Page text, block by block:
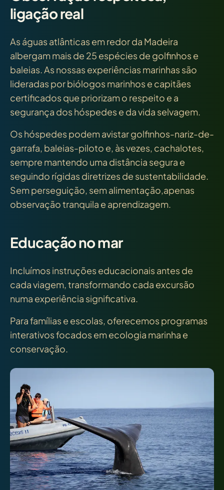
ligação real
As águas atlânticas em redor da Madeira
albergam mais de 25 espécies de golfinhos e
baleias. As nossas experiências marinhas são
lideradas por biólogos marinhos e capitães
certificados que priorizam o respeito e a
segurança dos hóspedes e da vida selvagem.
Os hóspedes podem avistar golfinhos-nariz-de-
garrafa, baleias-piloto e, às vezes, cachalotes,
sempre mantendo uma distância segura e
seguindo rígidas diretrizes de sustentabilidade.
Sem perseguição, sem alimentação,apenas
observação tranquila e aprendizagem.
Educação no mar
Incluímos instruções educacionais antes de
cada viagem, transformando cada excursão
numa experiência significativa.
Para famílias e escolas, oferecemos programas
interativos focados em ecologia marinha e
conservação.